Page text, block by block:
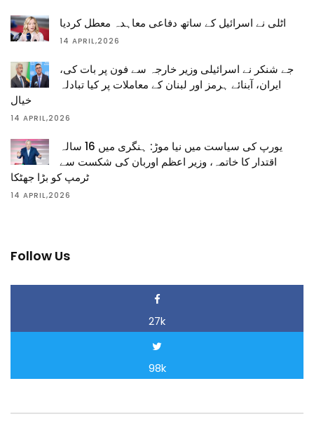
اٹلی نے اسرائیل کے ساتھ دفاعی معاہدہ معطل کردیا
14 APRIL,2026
جے شنکر نے اسرائیلی وزیر خارجہ سے فون پر بات کی،
ایران، آبنائے ہرمز اور لبنان کے معاملات پر کیا تبادلہ
خیال
14 APRIL,2026
یورپ کی سیاست میں نیا موڑ: ہنگری میں 16 سالہ
اقتدار کا خاتمہ، وزیر اعظم اوربان کی شکست سے
ٹرمپ کو بڑا جھٹکا
14 APRIL,2026
Follow Us
27k
98k